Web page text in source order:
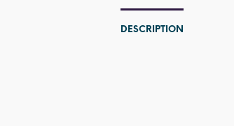
DESCRIPTION